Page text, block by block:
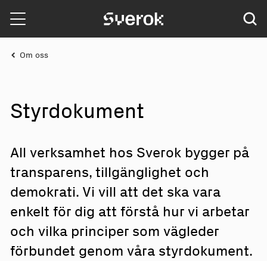
Sverok
Om oss
Styrdokument
All verksamhet hos Sverok bygger på
transparens, tillgänglighet och
demokrati. Vi vill att det ska vara
enkelt för dig att förstå hur vi arbetar
och vilka principer som vägleder
förbundet genom våra styrdokument.